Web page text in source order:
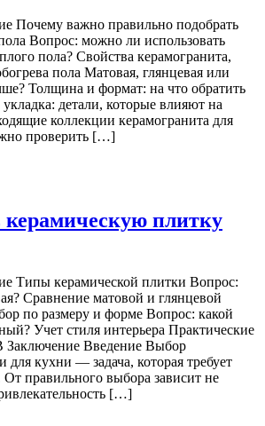
Почему важно правильно подобрать
Вопрос: можно ли использовать
пола? Свойства керамогранита,
пола Матовая, глянцевая или
Толщина и формат: на что обратить
детали, которые влияют на
коллекции керамогранита для
проверить […]
плитку
Типы керамической плитки Вопрос:
Сравнение матовой и глянцевой
по размеру и форме Вопрос: какой
Учет стиля интерьера Практические
Заключение Введение Выбор
для кухни — задача, которая требует
правильного выбора зависит не
[…]